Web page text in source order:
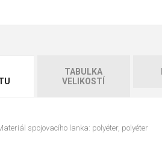
TABULKA
VELIKOSTÍ
spojovacího lanka: polyéter, polyéter